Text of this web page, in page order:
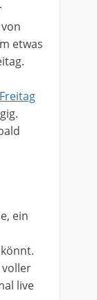
etwas
Freitag
ein
live